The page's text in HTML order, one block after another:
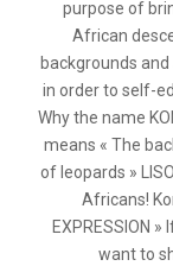
purpose of
African
backgrounds
in order to self-
Why the name
means « The
of leopards »
Africans!
EXPRESSION
want to